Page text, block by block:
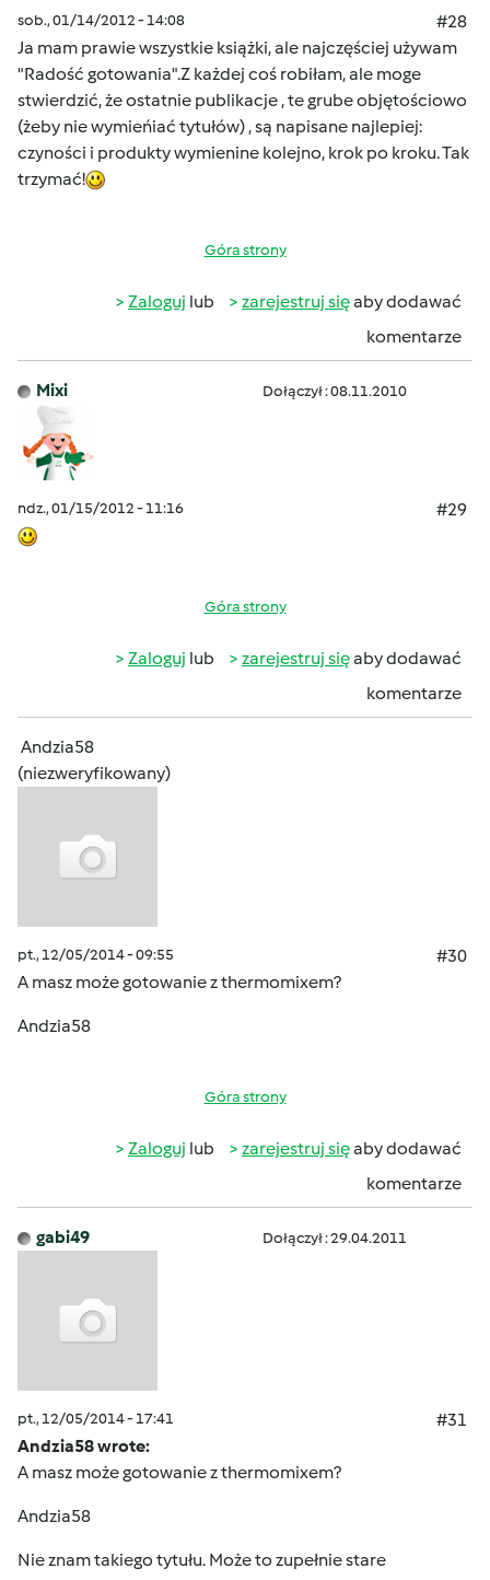
sob., 01/14/2012 - 14:08
#28
Ja mam prawie wszystkie książki, ale najczęściej używam
"Radość gotowania".Z każdej coś robiłam, ale moge
stwierdzić, że ostatnie publikacje , te grube objętościowo
(żeby nie wymieńiać tytułów) , są napisane najlepiej:
czyności i produkty wymienine kolejno, krok po kroku. Tak
trzymać!
Góra strony
Zaloguj lub zarejestruj sięaby dodawać
komentarze
Mixi Dołączył : 08.11.2010
ndz., 01/15/2012 - 11:16 #29
Góra strony
Zaloguj lub zarejestruj sięaby dodawać
komentarze
Andzia58
(niezweryfikowany)
pt., 12/05/2014 - 09:55
#30
A masz może gotowanie z thermomixem?
Andzia58
Góra strony
Zaloguj lub zarejestruj sięaby dodawać
komentarze
gabi49 Dołączył : 29.04.2011
pt., 12/05/2014 - 17:41
#31
Andzia58 wrote:
A masz może gotowanie z thermomixem?
Andzia58
Nie znam takiego tytułu. Może to zupełnie stare